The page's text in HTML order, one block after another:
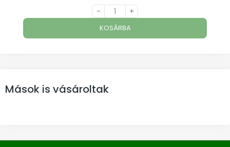
- +
KOSÁRBA
Mások is vásároltak